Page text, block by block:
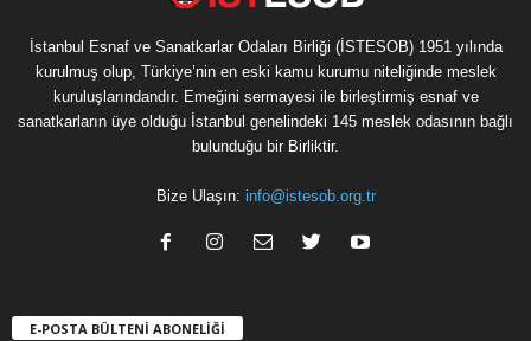
İstanbul Esnaf ve Sanatkarlar Odaları Birliği (İSTESOB) 1951 yılında
kurulmuş olup, Türkiye’nin en eski kamu kurumu niteliğinde meslek
kuruluşlarındandır. Emeğini sermayesi ile birleştirmiş esnaf ve
sanatkarların üye olduğu İstanbul genelindeki 145 meslek odasının bağlı
bulunduğu bir Birliktir.
Bize Ulaşın: info@istesob.org.tr
E-POSTA BÜLTENİ ABONELİĞİ